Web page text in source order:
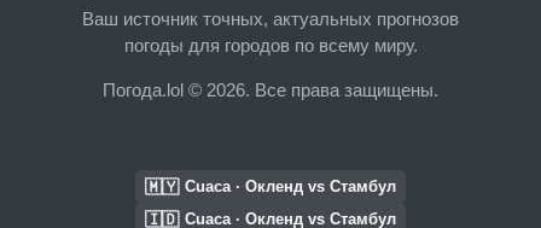
Ваш источник точных, актуальных прогнозов
погоды для городов по всему миру.
Погода.lol © 2026. Все права защищены.
🇲🇾 Cuaca · Окленд vs Стамбул
🇮🇩 Cuaca · Окленд vs Стамбул